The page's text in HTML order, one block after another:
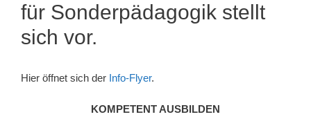
für Sonderpädagogik stellt
sich vor.
Hier öffnet sich der Info-Flyer.
KOMPETENT AUSBILDEN